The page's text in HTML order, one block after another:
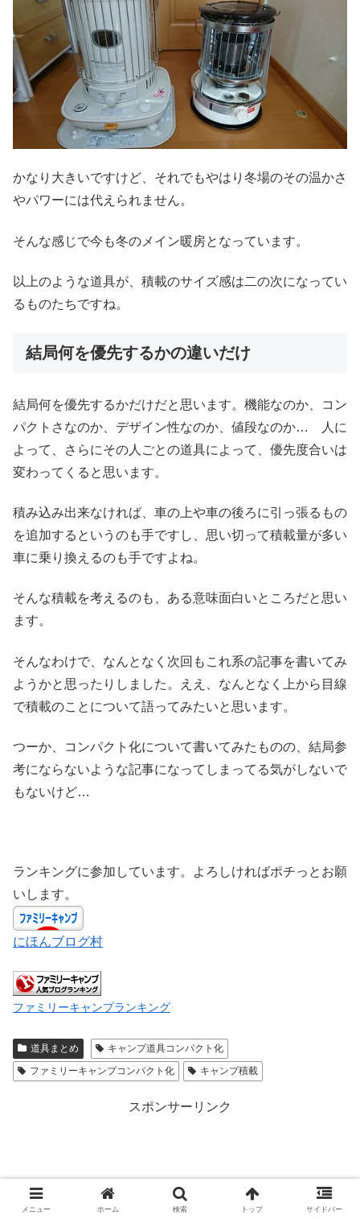
かなり大きいですけど、それでもやはり冬場のその温かさ
やパワーには代えられません。
そんな感じで今も冬のメイン暖房となっています。
以上のような道具が、積載のサイズ感は二の次になってい
るものたちですね。
結局何を優先するかの違いだけ
結局何を優先するかだけだと思います。機能なのか、コン
パクトさなのか、デザイン性なのか、値段なのか… 人に
よって、さらにその人ごとの道具によって、優先度合いは
変わってくると思います。
積み込み出来なければ、車の上や車の後ろに引っ張るもの
を追加するというのも手ですし、思い切って積載量が多い
車に乗り換えるのも手ですよね。
そんな積載を考えるのも、ある意味面白いところだと思い
ます。
そんなわけで、なんとなく次回もこれ系の記事を書いてみ
ようかと思ったりしました。ええ、なんとなく上から目線
で積載のことについて語ってみたいと思います。
つーか、コンパクト化について書いてみたものの、結局参
考にならないような記事になってしまってる気がしないで
もないけど…
ランキングに参加しています。よろしければポチっとお願
いします。
にほんブログ村
ファミリーキャンプランキング
道具まとめ
キャンプ道具コンパクト化
ファミリーキャンプコンパクト化
キャンプ積載
スポンサーリンク
メニュー ホーム 検索 トップ サイドバー